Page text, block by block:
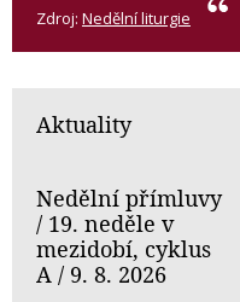
Zdroj: Nedělní liturgie
Aktuality
Nedělní přímluvy
/ 19. neděle v
mezidobí, cyklus
A / 9. 8. 2026